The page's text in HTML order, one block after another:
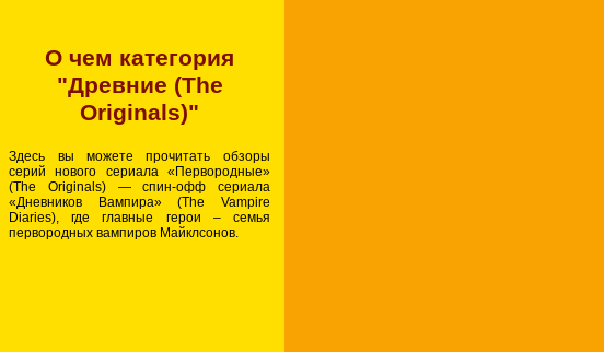
О чем категория
"Древние (The
Originals)"
Здесь вы можете прочитать обзоры
серий нового сериала «Первородные»
(The Originals) — спин-офф сериала
«Дневников Вампира» (The Vampire
Diaries), где главные герои – семья
первородных вампиров Майклсонов.